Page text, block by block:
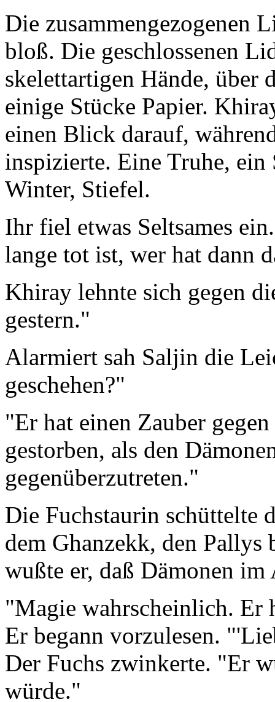
Die zusammengezogenen
bloß. Die geschlossenen
skelettartigen Hände, über
einige Stücke Papier.
einen Blick darauf,
inspizierte. Eine Truhe,
Winter, Stiefel.
Ihr fiel etwas Seltsames
lange tot ist, wer hat dann
Khiray lehnte sich gegen
gestern."
Alarmiert sah Saljin die
geschehen?"
"Er hat einen Zauber
gestorben, als den
gegenüberzutreten."
Die Fuchstaurin schüttelte
dem Ghanzekk, den Pallys
wußte er, daß Dämonen
"Magie wahrscheinlich. Er
Er begann vorzulesen.
Der Fuchs zwinkerte. "Er
würde."